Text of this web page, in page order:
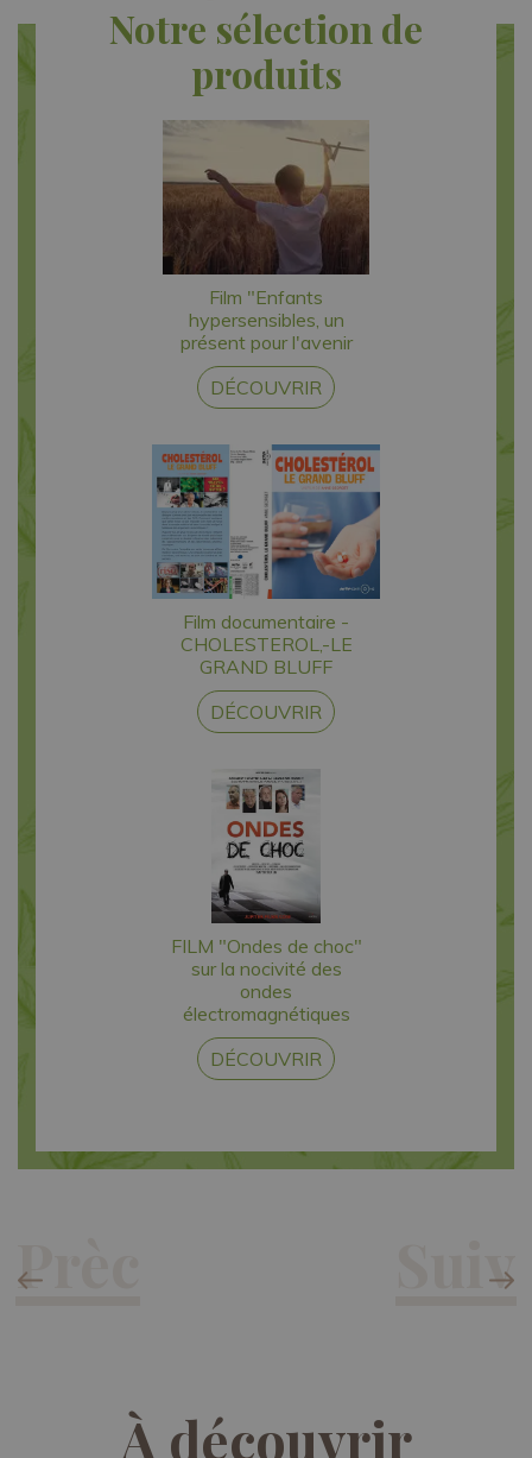
Notre sélection de
produits
Film "Enfants
hypersensibles, un
présent pour l'avenir
DÉCOUVRIR
Film documentaire -
CHOLESTEROL,-LE
GRAND BLUFF
DÉCOUVRIR
FILM "Ondes de choc"
sur la nocivité des
ondes
électromagnétiques
DÉCOUVRIR
À découvrir